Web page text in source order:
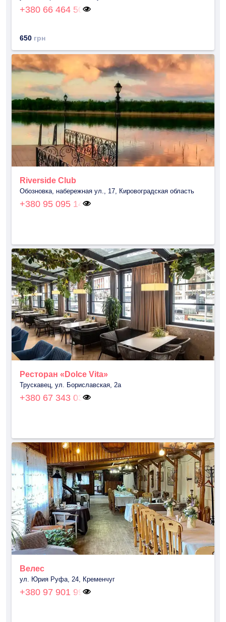
+380 66 464 50
650 грн
Riverside Club
Обозновка, набережная ул., 17, Кировоградская область
+380 95 095 14
Ресторан «Dolce Vita»
Трускавец, ул. Бориславская, 2а
+380 67 343 03
Велес
ул. Юрия Руфа, 24, Кременчуг
+380 97 901 99